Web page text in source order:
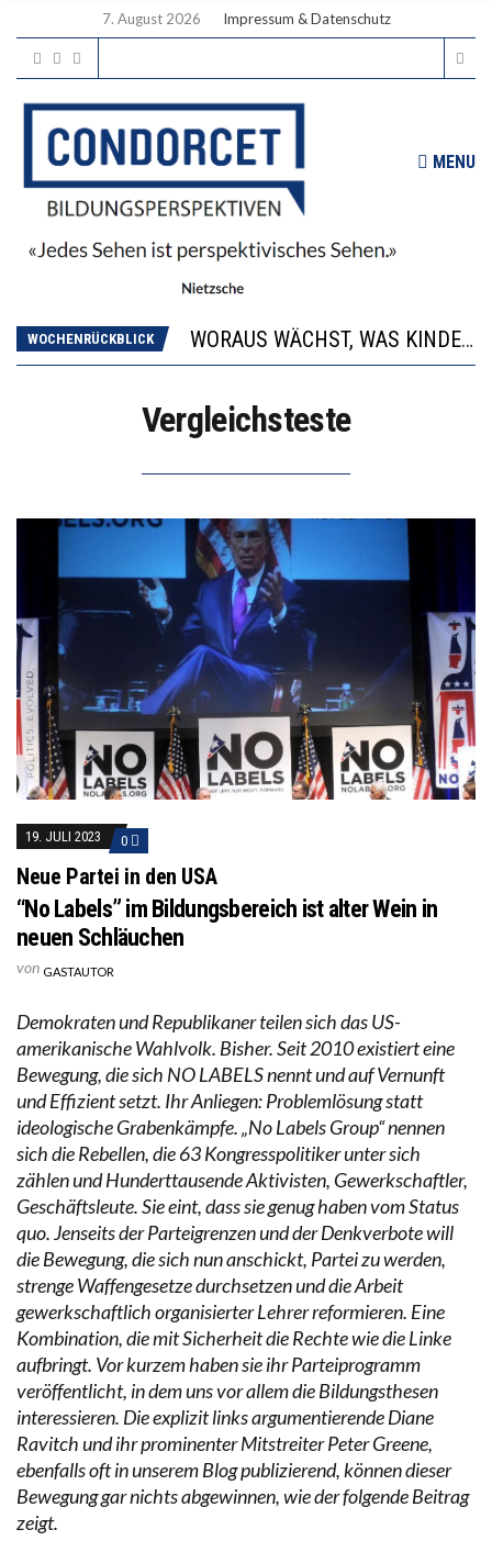
7. August 2026 Impressum & Datenschutz
MENU
WOCHENRÜCKBLICK
“WIR BEOBACHTEN EINEN REGELRECHTEN STURZFLUG BEI DEN LERNLEISTUNGEN”
Vergleichsteste
19. JULI 2023 0
Neue Partei in den USA
“No Labels” im Bildungsbereich ist alter Wein in
neuen Schläuchen
von GASTAUTOR
Demokraten und Republikaner teilen sich das US-
amerikanische Wahlvolk. Bisher. Seit 2010 existiert eine
Bewegung, die sich NO LABELS nennt und auf Vernunft
und Effizient setzt. Ihr Anliegen: Problemlösung statt
ideologische Grabenkämpfe. „No Labels Group“ nennen
sich die Rebellen, die 63 Kongresspolitiker unter sich
zählen und Hunderttausende Aktivisten, Gewerkschaftler,
Geschäftsleute. Sie eint, dass sie genug haben vom Status
quo. Jenseits der Parteigrenzen und der Denkverbote will
die Bewegung, die sich nun anschickt, Partei zu werden,
strenge Waffengesetze durchsetzen und die Arbeit
gewerkschaftlich organisierter Lehrer reformieren. Eine
Kombination, die mit Sicherheit die Rechte wie die Linke
aufbringt. Vor kurzem haben sie ihr Parteiprogramm
veröffentlicht, in dem uns vor allem die Bildungsthesen
interessieren. Die explizit links argumentierende Diane
Ravitch und ihr prominenter Mitstreiter Peter Greene,
ebenfalls oft in unserem Blog publizierend, können dieser
Bewegung gar nichts abgewinnen, wie der folgende Beitrag
zeigt.